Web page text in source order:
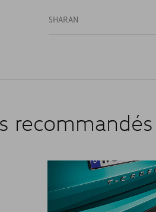
SHARAN
recommandés